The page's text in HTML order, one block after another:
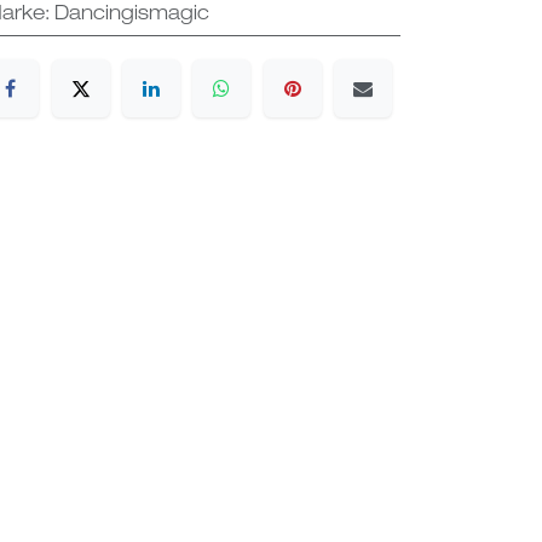
: Dancingismagic